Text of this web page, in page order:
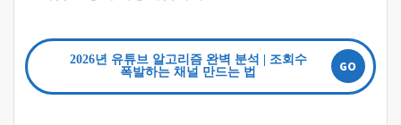
2026년 유튜브 알고리즘 완벽 분석 | 조회수
폭발하는 채널 만드는 법